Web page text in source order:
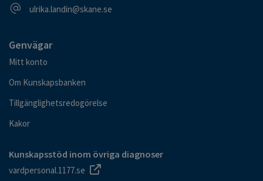
E-postadress
ulrika.landin@skane.se
Genvägar
Mitt konto
Om Kunskapsbanken
Tillgänglighetsredogörelse
Kakor
Kunskapsstöd inom övriga diagnoser
vardpersonal.1177.se